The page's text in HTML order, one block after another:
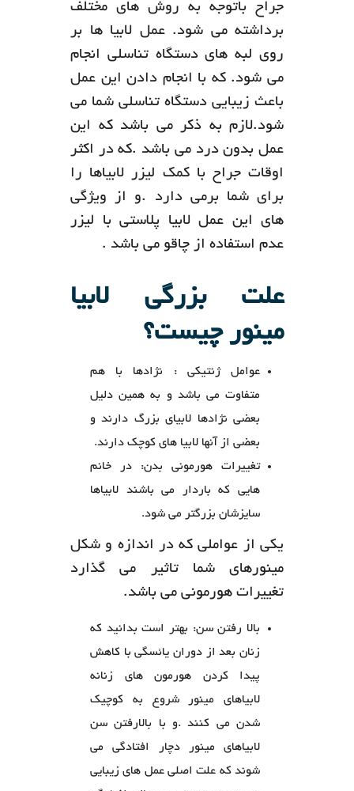
جراح باتوجه به روش های مختلف
برداشته می شود. عمل لابیا ها بر
روی لبه های دستگاه تناسلی انجام
می شود. که با انجام دادن این عمل
باعث زیبایی دستگاه تناسلی شما می
شود.لازم به ذکر می باشد که این
عمل بدون درد می باشد .که در اکثر
اوقات جراح با کمک لیزر لابیاها را
برای شما برمی دارد .و از ویژگی
های این عمل لابیا پلاستی با لیزر
عدم استفاده از چاقو می باشد .
علت بزرگی لابیا
مینور چیست؟
عوامل ژنتیکی : نژادها با هم
متفاوت می باشد و به همین دلیل
بعضی نژادها لابیای بزرگ دارند و
بعضی از آنها لابیا های کوچک دارند.
تغییرات هورمونی بدن: در خانم
هایی که باردار می باشند لابیاها
سایزشان بزرگتر می شود.
یکی از عواملی که در اندازه و شکل
مینورهای شما تاثیر می گذارد
تغییرات هورمونی می باشد.
بالا رفتن سن: بهتر است بدانید که
زنان بعد از دوران یائسگی با کاهش
پیدا کردن هورمون های زنانه
لابیاهای مینور شروع به کوچیک
شدن می کنند .و با بالارفتن سن
لابیاهای مینور دچار افتادگی می
شوند که علت اصلی عمل های زیبایی